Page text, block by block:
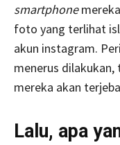
smartphone
foto yang terlihat
akun instagram.
menerus
mereka akan
Lalu, apa